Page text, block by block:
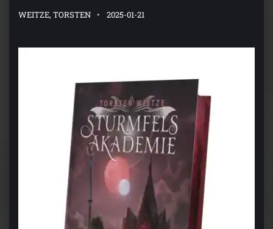
WEITZE, TORSTEN 2025-01-21